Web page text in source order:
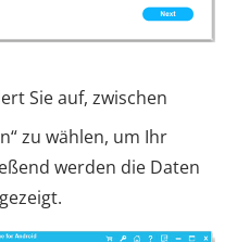
Sie auf, zwischen
zu wählen, um Ihr
werden die Daten